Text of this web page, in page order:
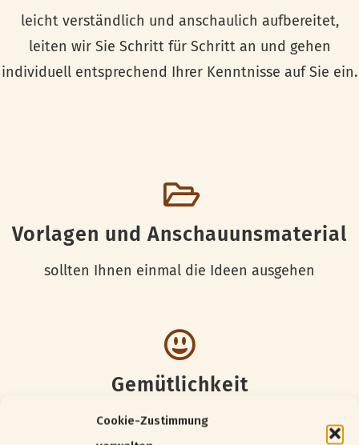
Cookie-Zustimmung
leicht verständlich und anschaulich aufbereitet,
leiten wir Sie Schritt für Schritt an und gehen
individuell entsprechend Ihrer Kenntnisse auf Sie ein.
Vorlagen und Anschauunsmaterial
sollten Ihnen einmal die Ideen ausgehen
Gemütlichkeit
gemütliches geselliges Werken mit Gleichgesinnten